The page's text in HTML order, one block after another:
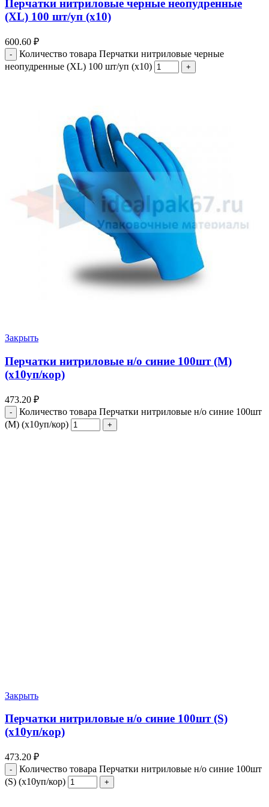
Перчатки нитриловые черные неопудренные
(ХL) 100 шт/уп (х10)
600.60 ₽
Количество товара Перчатки нитриловые черные
неопудренные (ХL) 100 шт/уп (х10)
Закрыть
Перчатки нитриловые н/о синие 100шт (М)
(х10уп/кор)
473.20 ₽
Количество товара Перчатки нитриловые н/о синие 100шт
(М) (х10уп/кор)
Закрыть
Перчатки нитриловые н/о синие 100шт (S)
(х10уп/кор)
473.20 ₽
Количество товара Перчатки нитриловые н/о синие 100шт
(S) (х10уп/кор)